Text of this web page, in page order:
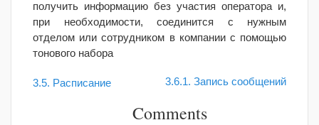
получить информацию без участия оператора и,
при необходимости, соединится с нужным
отделом или сотрудником в компании с помощью
тонового набора
3.5. Расписание 3.6.1. Запись сообщений
Comments